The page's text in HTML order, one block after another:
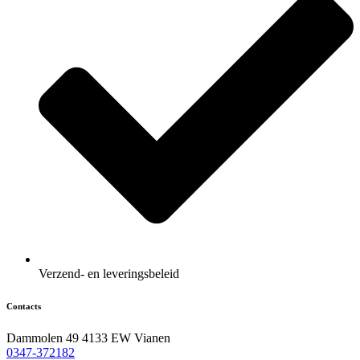
Verzend- en leveringsbeleid
Contacts
Dammolen 49 4133 EW Vianen
0347-372182